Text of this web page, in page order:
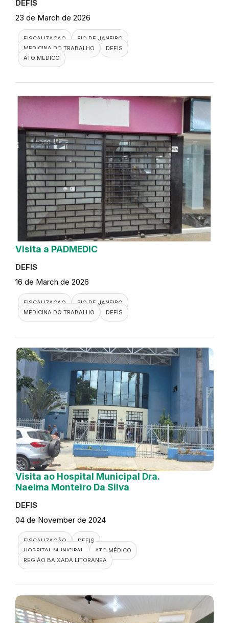
DEFIS
23 de March de 2026
FISCALIZACAO
RIO DE JANEIRO
MEDICINA DO TRABALHO
DEFIS
ATO MEDICO
Visita a PADMEDIC
DEFIS
16 de March de 2026
FISCALIZACAO
RIO DE JANEIRO
MEDICINA DO TRABALHO
DEFIS
Visita ao Hospital Municipal Dra.
Naelma Monteiro Da Silva
DEFIS
04 de November de 2024
FISCALIZAÇÃO
DEFIS
HOSPITAL MUNICIPAL
ATO MÉDICO
REGIÃO BAIXADA LITORANEA